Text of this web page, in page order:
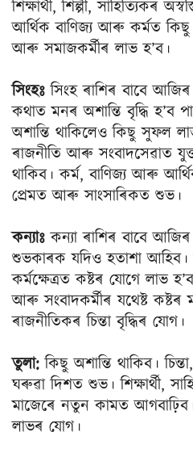
শিক্ষার্থী, শিল্পী, সাহিত্যিকৰ
আর্থিক বাণিজ্য আৰু কৰ্মত
আৰু সমাজকর্মীৰ লাভ হ’ব।
সিংহঃ সিংহ ৰাশিৰ বাবে
কথাত মনৰ অশান্তি বৃদ্ধি হ’ব
অশান্তি থাকিলেও কিছু সুফল
ৰাজনীতি আৰু সংবাদসেৱাত
থাকিব। কর্ম, বাণিজ্য আৰু
প্ৰেমত আৰু সাংসাৰিকত শুভ।
কন্যাঃ কন্যা ৰাশিৰ বাবে
শুভকাৰক যদিও হতাশা
কর্মক্ষেত্ৰত কষ্টৰ যােগে লাভ
আৰু সংবাদকর্মীৰ যথেষ্ট
ৰাজনীতিকৰ চিন্তা বৃদ্ধিৰ যােগ।
তুলা: কিছু অশান্তি থাকিব।
ঘৰুৱা দিশত শুভ। শিক্ষার্থী,
মাজেৰে নতুন কামত
লাভৰ যােগ।